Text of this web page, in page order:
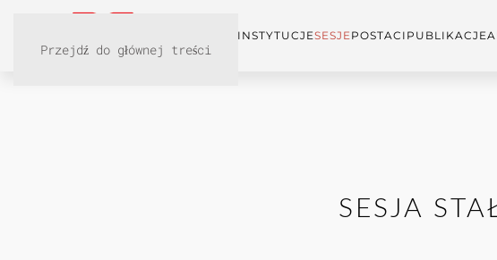
Przejdź do głównej treści
INSTYTUCJESESJEPOSTACI PUBLIKACJE
SESJA